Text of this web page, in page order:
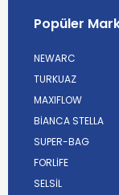
Popüler
NEWARC
TURKUAZ
MAXIFLOW
BİANCA STELLA
SUPER-BAG
FORLİFE
SELSİL